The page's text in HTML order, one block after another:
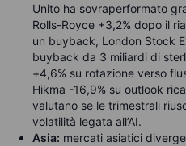
Unito ha sovraperformato
Rolls-Royce +3,2% dopo il
un buyback, London Stock
buyback da 3 miliardi di
+4,6% su rotazione verso
Hikma -16,9% su outlook
valutano se le trimestrali
volatilità legata all’AI.
Asia: mercati asiatici